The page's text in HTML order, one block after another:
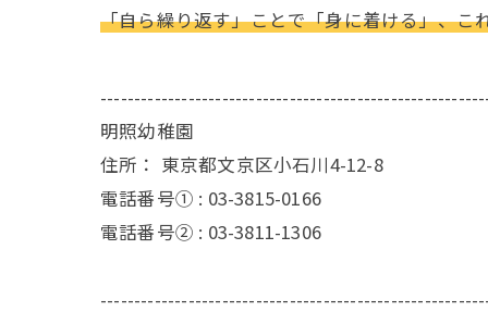
「自ら繰り返す」ことで「身に着ける」、こ
明照幼稚園
住所： 東京都文京区小石川4-12-8
電話番号① : 03-3815-0166
電話番号② : 03-3811-1306